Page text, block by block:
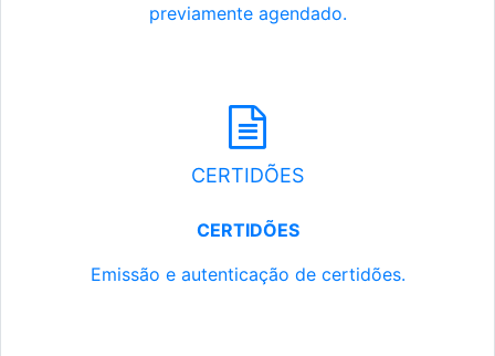
previamente agendado.
CERTIDÕES
CERTIDÕES
Emissão e autenticação de certidões.